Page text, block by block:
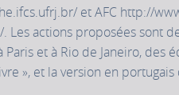
et AFC http://
Les actions proposées sont
Paris et à Rio de Janeiro,
», et la version en